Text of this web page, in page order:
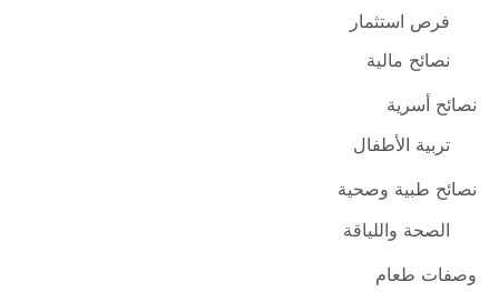
فرص استثمار
نصائح مالية
نصائح أسرية
تربية الأطفال
نصائح طبية وصحية
الصحة واللياقة
وصفات طعام